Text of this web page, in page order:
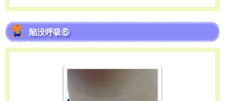
陥没呼吸⑥